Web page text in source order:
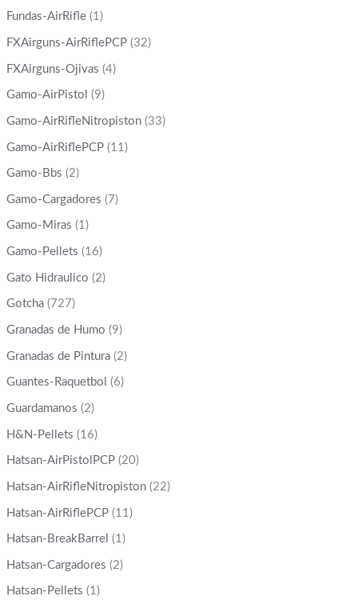
Fundas-AirRifle (1)
FXAirguns-AirRiflePCP (32)
FXAirguns-Ojivas (4)
Gamo-AirPistol (9)
Gamo-AirRifleNitropiston (33)
Gamo-AirRiflePCP (11)
Gamo-Bbs (2)
Gamo-Cargadores (7)
Gamo-Miras (1)
Gamo-Pellets (16)
Gato Hidraulico (2)
Gotcha (727)
Granadas de Humo (9)
Granadas de Pintura (2)
Guantes-Raquetbol (6)
Guardamanos (2)
H&N-Pellets (16)
Hatsan-AirPistolPCP (20)
Hatsan-AirRifleNitropiston (22)
Hatsan-AirRiflePCP (11)
Hatsan-BreakBarrel (1)
Hatsan-Cargadores (2)
Hatsan-Pellets (1)